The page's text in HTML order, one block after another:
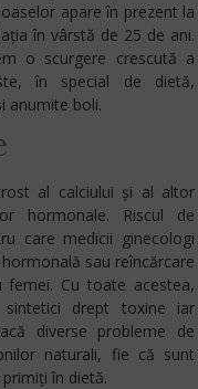
apare în prezent la
în vârstă de 25 de ani.
o scurgere crescută a
în special de dietă,
anumite boli.
al calciului și al altor
hormonale. Riscul de
care medicii ginecologi
sau reîncărcare
femei. Cu toate acestea,
sintetici drept toxine iar
diverse probleme de
naturali, fie că sunt
în dietă.